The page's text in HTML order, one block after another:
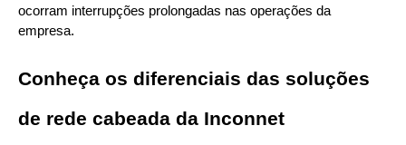
ocorram interrupções prolongadas nas operações da
empresa.
Conheça os diferenciais das soluções
de rede cabeada da Inconnet